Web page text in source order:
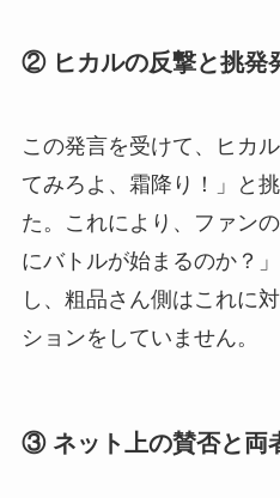
② ヒカルの反撃と挑発
この発言を受けて、ヒカ
てみろよ、霜降り！」と
た。これにより、ファン
にバトルが始まるのか？
し、粗品さん側はこれに
ションをしていません。
③ ネット上の賛否と両